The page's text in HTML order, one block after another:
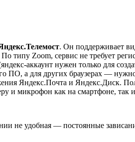
. Он поддерживает
типу Zoom, сервис не требует
аккаунт нужен только для
ПО, а для других браузерах —
Яндекс.Почта и Яндекс.Диск.
и микрофон как на смартфоне, так
не удобная — постоянные